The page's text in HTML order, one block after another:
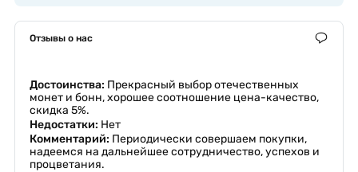
Отзывы о нас
Достоинства: Прекрасный выбор отечественных
монет и бонн, хорошее соотношение цена-качество,
скидка 5%.
Недостатки: Нет
Комментарий: Периодически совершаем покупки,
надеемся на дальнейшее сотрудничество, успехов и
процветания.